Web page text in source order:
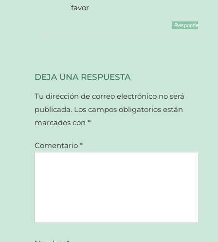
favor
Responder
DEJA UNA RESPUESTA
Tu dirección de correo electrónico no será
publicada. Los campos obligatorios están
marcados con*
Comentario*